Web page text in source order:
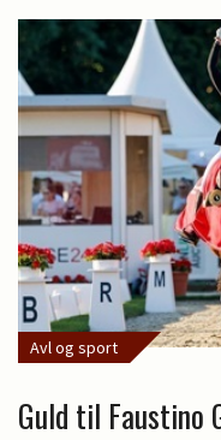
Avl og sport
Guld til Faustino